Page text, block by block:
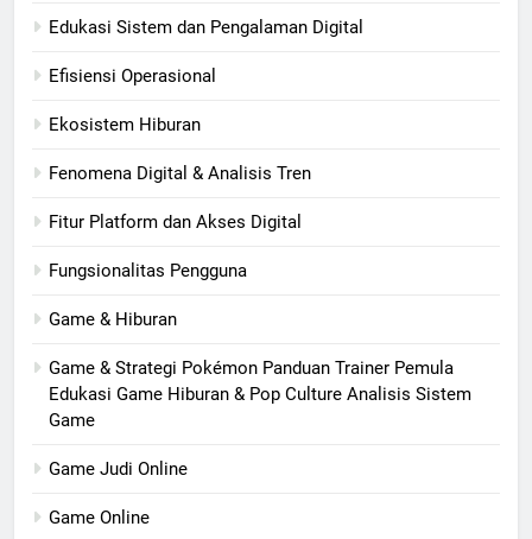
Edukasi Sistem dan Pengalaman Digital
Efisiensi Operasional
Ekosistem Hiburan
Fenomena Digital & Analisis Tren
Fitur Platform dan Akses Digital
Fungsionalitas Pengguna
Game & Hiburan
Game & Strategi Pokémon Panduan Trainer Pemula
Edukasi Game Hiburan & Pop Culture Analisis Sistem
Game
Game Judi Online
Game Online